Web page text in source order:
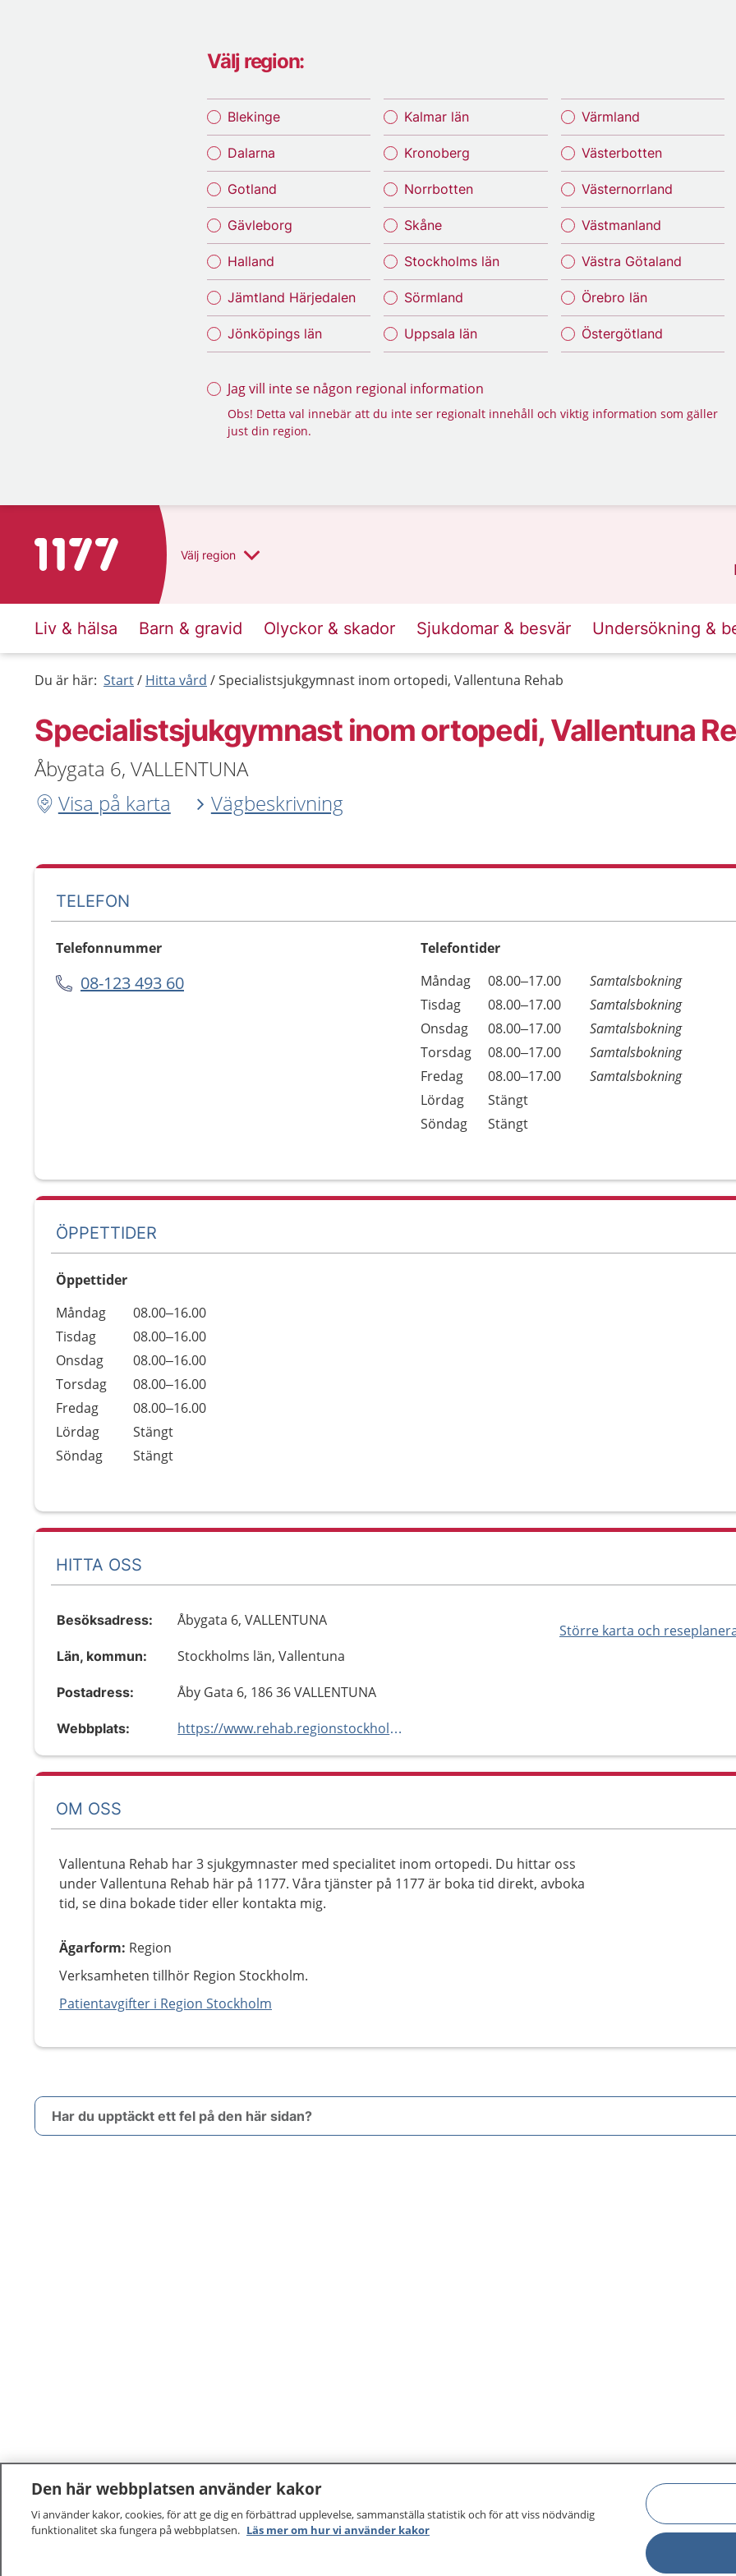
Välj region:
Blekinge
Dalarna
Gotland
Gävleborg
Halland
Jämtland Härjedalen
Jönköpings län
Kalmar län
Kronoberg
Norrbotten
Skåne
Stockholms län
Sörmland
Uppsala län
Värmland
Västerbotten
Västernorrland
Västmanland
Västra Götaland
Örebro län
Östergötland
Jag vill inte se någon regional information
Obs! Detta val innebär att du inte ser regionalt innehåll och viktig information som gäller
just din region.
Till startsidan för 1177 Välj region
Liv & hälsa Barn & gravid Olyckor & skador Sjukdomar & besvär Undersökning &
Du är här: Start Hitta vård Specialistsjukgymnast inom ortopedi, Vallentuna Rehab
Specialistsjukgymnast inom ortopedi, Vallentuna
Åbygata 6, VALLENTUNA
Visa på karta
Vägbeskrivning
TELEFON
Telefonnummer
08-123 493 60
Telefontider
Dag
Öppettider
Kommentarer
Måndag 08.00–17.00
Samtalsbokning
Tisdag
08.00–17.00
Samtalsbokning
Onsdag
08.00–17.00
Samtalsbokning
Torsdag
08.00–17.00
Samtalsbokning
Fredag
08.00–17.00
Samtalsbokning
Lördag
Stängt
Söndag
Stängt
ÖPPETTIDER
Öppettider
Dag
Öppettider
Kommentarer
Måndag
08.00–16.00
Tisdag
08.00–16.00
Onsdag
08.00–16.00
Torsdag
08.00–16.00
Fredag
08.00–16.00
Lördag
Stängt
Söndag
Stängt
HITTA OSS
Större karta och
Besöksadress: Åbygata 6, VALLENTUNA
Län, kommun: Stockholms län, Vallentuna
Postadress: Åby Gata 6, 186 36 VALLENTUNA
Webbplats: https://www.rehab.regionstockholm.se/hitta-rehab/vallentuna/
OM OSS
Vallentuna Rehab har 3 sjukgymnaster med specialitet inom ortopedi. Du hittar oss
under Vallentuna Rehab här på 1177. Våra tjänster på 1177 är boka tid direkt, avboka
tid, se dina bokade tider eller kontakta mig.
Ägarform: Region
Verksamheten tillhör Region Stockholm.
Patientavgifter i Region Stockholm
Har du upptäckt ett fel på den här sidan?
Den här webbplatsen använder kakor
Vi använder kakor, cookies, för att ge dig en förbättrad upplevelse, sammanställa statistik och för att viss nödvändig
funktionalitet ska fungera på webbplatsen. Läs mer om hur vi använder kakor